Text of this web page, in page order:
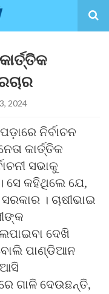
2024
ନିର୍ବାଚନ
କାର୍ତ୍ତିକ
ସଭାକୁ
କହିଥିଲେ ଯେ,
। ଚାଷୀଭାଇ
ଦେଖି
ପାଣ୍ଡିଆନ
ଆସି
ଗାଳି ଦେଉଛନ୍ତି,